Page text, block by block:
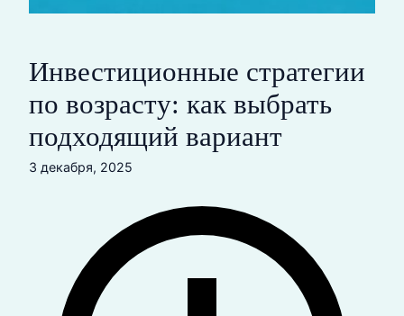
Инвестиционные стратегии
по возрасту: как выбрать
подходящий вариант
3 декабря, 2025